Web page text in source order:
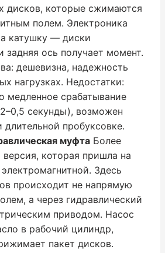
дисков, которые сжимаются
полем. Электроника
катушку — диски
задняя ось получает момент.
дешевизна, надежность
нагрузках. Недостатки:
медленное срабатывание
секунды), возможен
длительной пробуксовке.
муфта Более
версия, которая пришла на
Здесь
происходит не напрямую
а через гидравлический
приводом. Насос
в рабочий цилиндр,
пакет дисков.